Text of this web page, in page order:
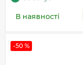
В наявності
-50 %